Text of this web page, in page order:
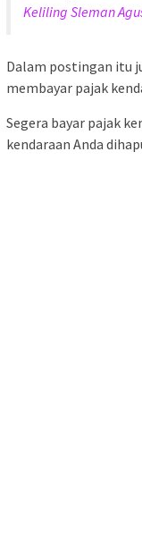
Keliling Sleman
Dalam postingan itu
membayar pajak
Segera bayar pajak
kendaraan Anda